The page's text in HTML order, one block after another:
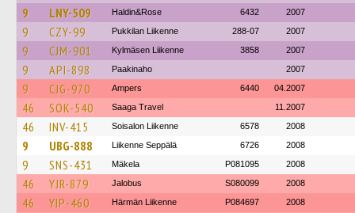
9
LNY-509 Haldin&Rose 6432 2007
9 CZY-99 Pukkilan Liikenne 288-07 2007
9 CJM-901 Kylmäsen Liikenne 3858 2007
9 API-898 Paakinaho 2007
9 CJG-970 Ampers 6440 04.2007
46 SOK-540 Saaga Travel 11.2007
46 INV-415 Soisalon Liikenne 6578 2008
9 UBG-888 Liikenne Seppälä 6726 2008
9 SNS-431 Mäkela P081095 2008
46 YJR-879 Jalobus S080099 2008
46 YIP-460 Härmän Liikenne P084697 2008